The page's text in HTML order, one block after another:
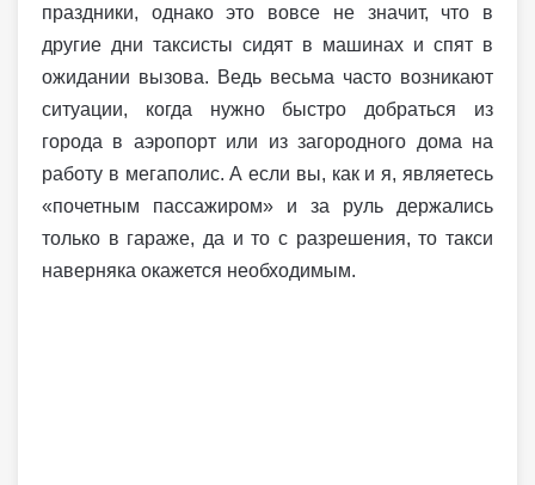
праздники, однако это вовсе не значит, что в
другие дни таксисты сидят в машинах и спят в
ожидании вызова. Ведь весьма часто возникают
ситуации, когда нужно быстро добраться из
города в аэропорт или из загородного дома на
работу в мегаполис. А если вы, как и я, являетесь
«почетным пассажиром» и за руль держались
только в гараже, да и то с разрешения, то такси
наверняка окажется необходимым.